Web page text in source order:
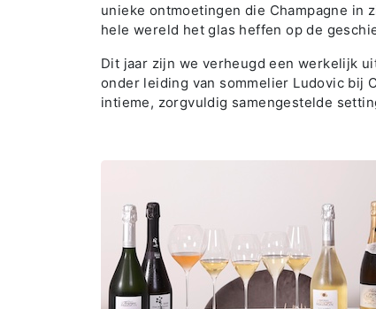
unieke ontmoetingen die Champagne in
hele wereld het glas heffen op de
Dit jaar zijn we verheugd een werkelijk
onder leiding van sommelier Ludovic bij
intieme, zorgvuldig samengestelde